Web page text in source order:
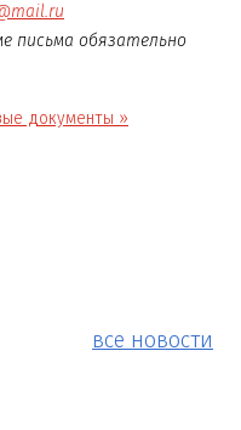
письма обязательно
документы »
все новости